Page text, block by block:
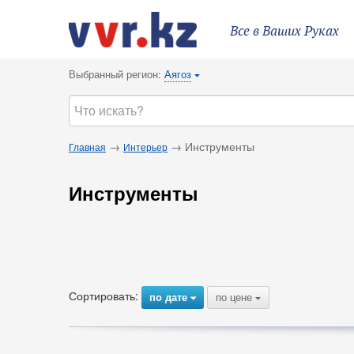
Все в Ваших Руках
Выбранный регион: Аягоз {
Главная → Интерьер → Инструменты
Инструменты
Сортировать: по дате{ по цене {